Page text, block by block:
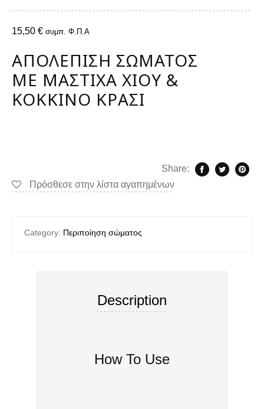
15,50 € συμπ. Φ.Π.Α
ΑΠΟΛΈΠΙΣΗ ΣΏΜΑΤΟΣ
ΜΕ ΜΑΣΤΊΧΑ ΧΊΟΥ &
ΚΌΚΚΙΝΟ ΚΡΑΣΊ
Share:
Πρόσθεσε στην λίστα αγαπημένων
Category: Περιποίηση σώματος
Description
How To Use